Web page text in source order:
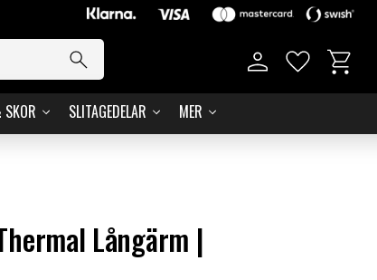
SKOR SLITAGEDELAR MER
Favorites
Långärm |